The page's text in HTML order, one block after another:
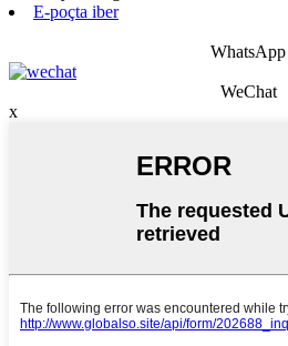
E-poçta iber
WhatsApp
WeChat
x